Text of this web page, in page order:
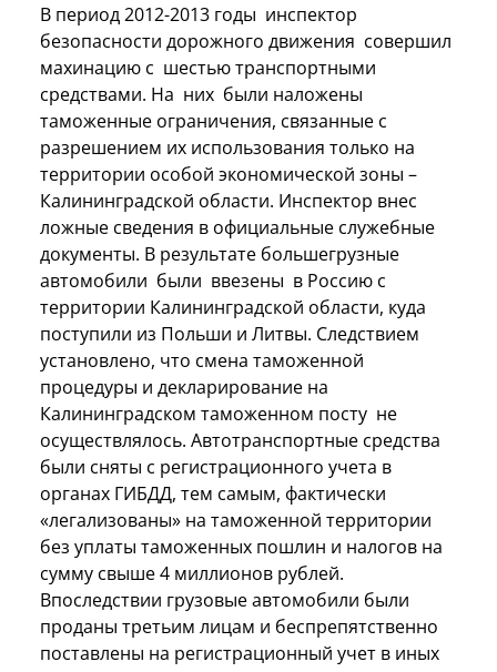
В период 2012-2013 годы инспектор
безопасности дорожного движения совершил
махинацию с шестью транспортными
средствами. На них были наложены
таможенные ограничения, связанные с
разрешением их использования только на
территории особой экономической зоны –
Калининградской области. Инспектор внес
ложные сведения в официальные служебные
документы. В результате большегрузные
автомобили были ввезены в Россию с
территории Калининградской области, куда
поступили из Польши и Литвы. Следствием
установлено, что смена таможенной
процедуры и декларирование на
Калининградском таможенном посту не
осуществлялось. Автотранспортные средства
были сняты с регистрационного учета в
органах ГИБДД, тем самым, фактически
«легализованы» на таможенной территории
без уплаты таможенных пошлин и налогов на
сумму свыше 4 миллионов рублей.
Впоследствии грузовые автомобили были
проданы третьим лицам и беспрепятственно
поставлены на регистрационный учет в иных